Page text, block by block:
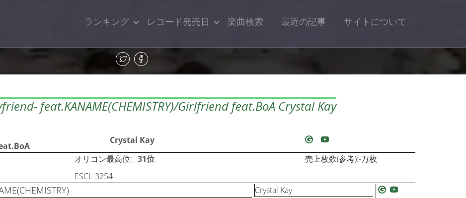
ランキング レコード発売日 楽曲検索 最近の記事 サイトについて
feat.KANAME(CHEMISTRY)/Girlfriend feat.BoA Crystal Kay
Crystal Kay
オリコン最高位: 31位
売上枚数(参考):-万枚
ESCL-3254
Crystal Kay